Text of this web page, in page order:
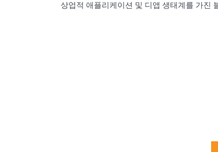
상업적 애플리케이션 및 디앱 생태계를 가진